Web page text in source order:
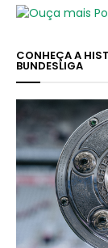
CONHEÇA A
BUNDESLIGA